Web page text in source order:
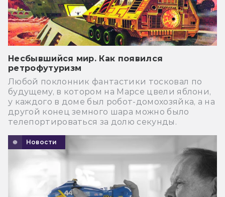
Несбывшийся мир. Как появился
ретрофутуризм
Любой поклонник фантастики тосковал по
будущему, в котором на Марсе цвели яблони,
у каждого в доме был робот-домохозяйка, а на
другой конец земного шара можно было
телепортироваться за долю секунды.
Новости